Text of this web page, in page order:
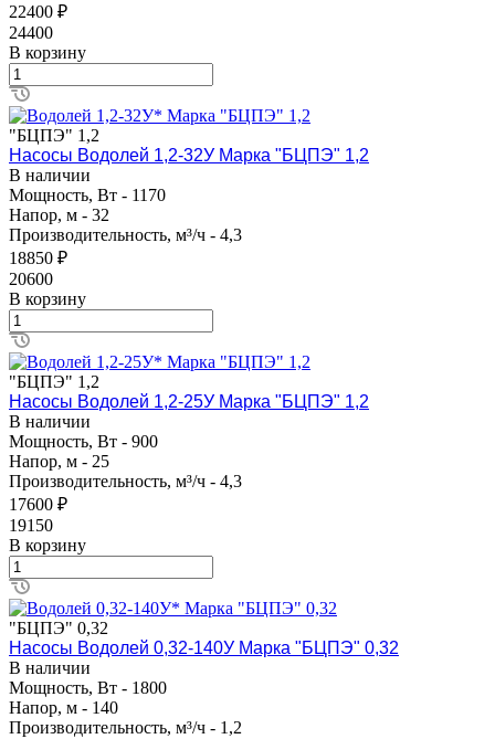
22400 ₽
24400
В корзину
"БЦПЭ" 1,2
Насосы Водолей 1,2-32У Марка "БЦПЭ" 1,2
В наличии
Мощность, Вт - 1170
Напор, м - 32
Производительность, м³/ч - 4,3
18850 ₽
20600
В корзину
"БЦПЭ" 1,2
Насосы Водолей 1,2-25У Марка "БЦПЭ" 1,2
В наличии
Мощность, Вт - 900
Напор, м - 25
Производительность, м³/ч - 4,3
17600 ₽
19150
В корзину
"БЦПЭ" 0,32
Насосы Водолей 0,32-140У Марка "БЦПЭ" 0,32
В наличии
Мощность, Вт - 1800
Напор, м - 140
Производительность, м³/ч - 1,2